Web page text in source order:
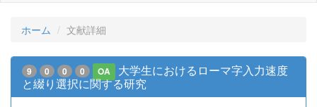
ホーム 文献詳細
9 0 0 0 OA
大学生におけるローマ字入力速度
と綴り選択に関する研究